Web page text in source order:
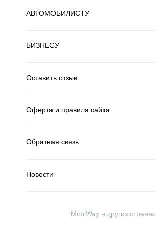
АВТОМОБИЛИСТУ
БИЗНЕСУ
Оставить отзыв
Оферта и правила сайта
Обратная связь
Новости
MobiWay в других странах